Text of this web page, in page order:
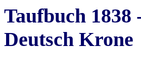
Taufbuch
Deutsch Krone